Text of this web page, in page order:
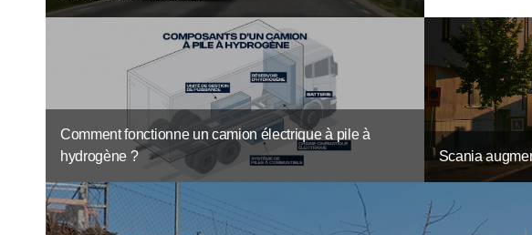
Comment fonctionne un camion électrique à pile à
hydrogène ?
Scania